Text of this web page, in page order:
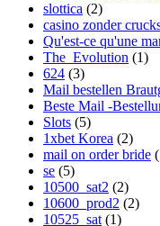
slottica (2)
casino zonder
Qu'est-ce qu'une
The_Evolution (1)
624 (3)
Mail bestellen
Beste Mail -
Slots (5)
1xbet Korea (2)
mail on order bride
se (5)
10500_sat2 (2)
10600_prod2 (2)
10525_sat (1)